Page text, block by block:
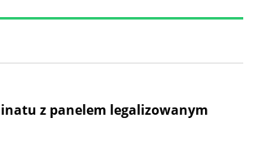
z panelem legalizowanym